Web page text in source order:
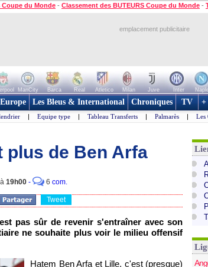
Coupe du Monde - Classement des BUTEURS Coupe du Monde -
emplacement publicitaire
ManCity Barca Real Atletico Milan Juve Inter
Les Bleus & International Chroniques TV +
| Equipe type | Tableau Transferts | Palmarès | Les
plus de Ben Arfa
à 19h00 - 6 com.
Tweet
pas sûr de revenir s'entraîner avec son
ne souhaite plus voir le milieu offensif
Hatem Ben Arfa et Lille, c'est (presque)